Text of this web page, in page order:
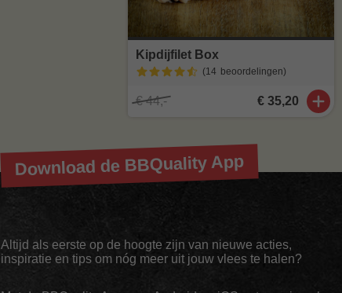
Kipdijfilet Box
(14 beoordelingen)
€ 44,- € 35,20
Download de BBQuality App
Altijd als eerste op de hoogte zijn van nieuwe acties,
inspiratie en tips om nóg meer uit jouw vlees te halen?